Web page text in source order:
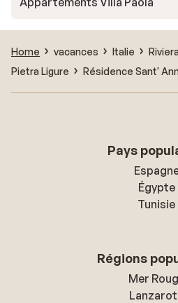
Home vacances Italie
Pietra Ligure
Résidence Sant'
Pays
Égypte
Tunisie
Régions
Mer